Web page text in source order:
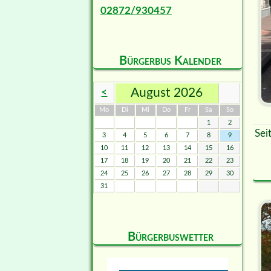
02872/930457
Bürgerbus Kalender
< August 2026
Montag DienstagMittwoch
Donnerstag
Freitag SamstagSonntag
1
2
3
4 5 6 7 8
9
10
11 12 13 14 15
16
17
18 19 20 21 22
23
24
25 26 27 28 29
30
31
Bürgerbuswetter